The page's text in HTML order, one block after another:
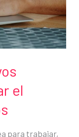
el
para trabajar,